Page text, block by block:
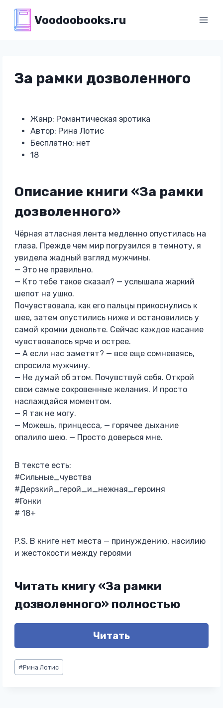
содержимому
Voodoobooks.ru
За рамки дозволенного
Жанр: Романтическая эротика
Автор: Рина Лотис
Бесплатно: нет
18
Описание книги «За рамки
дозволенного»
Чёрная атласная лента медленно опустилась на
глаза. Прежде чем мир погрузился в темноту, я
увидела жадный взгляд мужчины.
— Это не правильно.
— Кто тебе такое сказал? — услышала жаркий
шепот на ушко.
Почувствовала, как его пальцы прикоснулись к
шее, затем опустились ниже и остановились у
самой кромки декольте. Сейчас каждое касание
чувствовалось ярче и острее.
— А если нас заметят? — все еще сомневаясь,
спросила мужчину.
— Не думай об этом. Почувствуй себя. Открой
свои самые сокровенные желания. И просто
наслаждайся моментом.
— Я так не могу.
— Можешь, принцесса, — горячее дыхание
опалило шею. — Просто доверься мне.
В тексте есть:
#Сильные_чувства
#Дерзкий_герой_и_нежная_героиня
#Гонки
# 18+
P.S. В книге нет места — принуждению, насилию
и жестокости между героями
Читать книгу «За рамки
дозволенного» полностью
Читать
Метки
записи:
#Рина Лотис